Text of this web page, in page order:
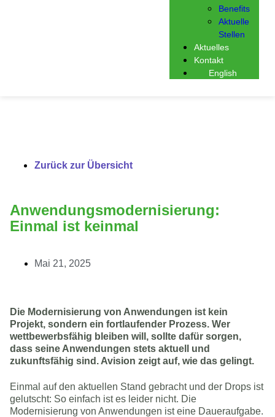
Benefits
Aktuelle
Stellen
Aktuelles
Kontakt
English
Zurück zur Übersicht
Anwendungsmodernisierung:
Einmal ist keinmal
Mai 21, 2025
Die Modernisierung von Anwendungen ist kein
Projekt, sondern ein fortlaufender Prozess. Wer
wettbewerbsfähig bleiben will, sollte dafür sorgen,
dass seine Anwendungen stets aktuell und
zukunftsfähig sind. Avision zeigt auf, wie das gelingt.
Einmal auf den aktuellen Stand gebracht und der Drops ist
gelutscht: So einfach ist es leider nicht. Die
Modernisierung von Anwendungen ist eine Daueraufgabe.